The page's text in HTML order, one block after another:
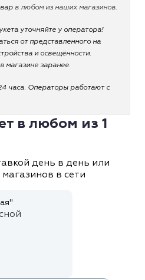
в любом из наших магазинов.
уточняйте у оператора!
от представленного на
и освещённости.
магазине заранее.
часа. Операторы работают с
в любом из 1
день в день или
в сети